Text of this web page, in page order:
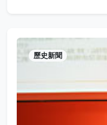
歷史新聞